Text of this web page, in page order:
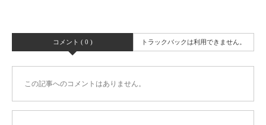
コメント ( 0 ) トラックバックは利用できません。
この記事へのコメントはありません。